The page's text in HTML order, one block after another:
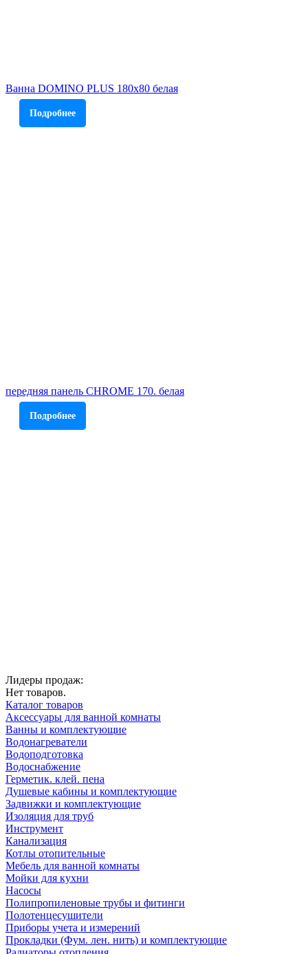
Ванна DOMINO PLUS 180х80 белая
Подробнее
передняя панель CHROME 170. белая
Подробнее
Лидеры продаж:
Нет товаров.
Каталог товаров
Аксессуары для ванной комнаты
Ванны и комплектующие
Водонагреватели
Водоподготовка
Водоснабжение
Герметик. клей. пена
Душевые кабины и комплектующие
Задвижки и комплектующие
Изоляция для труб
Инструмент
Канализация
Котлы отопительные
Мебель для ванной комнаты
Мойки для кухни
Насосы
Полипропиленовые трубы и фитинги
Полотенцесушители
Приборы учета и измерений
Прокладки (Фум. лен. нить) и комплектующие